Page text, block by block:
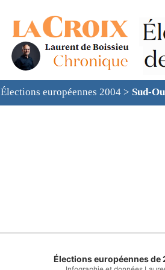
Élections européennes 2004 > Sud-